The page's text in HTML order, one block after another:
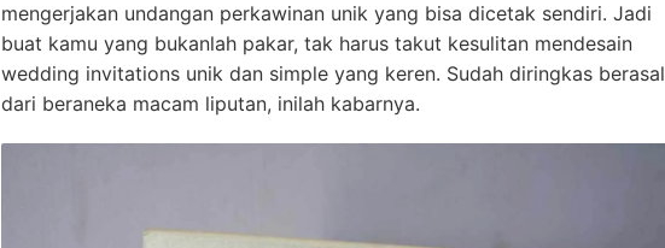
mengerjakan undangan perkawinan unik yang bisa dicetak sendiri. Jadi
buat kamu yang bukanlah pakar, tak harus takut kesulitan mendesain
wedding invitations unik dan simple yang keren. Sudah diringkas berasal
dari beraneka macam liputan, inilah kabarnya.